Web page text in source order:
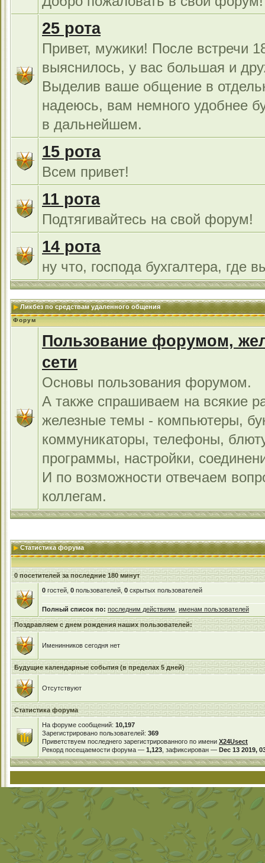
25 рота
Привет, мужики! После встречи
выяснилось, у вас большая и
Выделив ваше общение в
надеюсь, вам немного удобнее
в дальнейшем.
15 рота
Всем привет!
11 рота
Подтягивайтесь на свой форум!
14 рота
ну что, господа бухгалтера, где
Ликбез по средствам удаленного общения
Форум
Пользование форумом,
сети
Основы пользования форумом.
А также спрашиваем на всякие
железные темы - компьютеры,
коммуникаторы, телефоны,
программы, настройки,
И по возможности отвечаем
коллегам.
Статистика форума
0 посетителей за последние 180 минут
0 гостей, 0 пользователей, 0 скрытых пользователей
Полный список по: последним действиям именам пользователей
Поздравляем с днем рождения наших пользователей:
Именинников сегодня нет
Будущие календарные события (в пределах 5 дней)
Отсутствуют
Статистика форума
На форуме сообщений: 10,197
Зарегистрировано пользователей: 369
Приветствуем последнего зарегистрированного по имени X24Usect
Рекорд посещаемости форума — 1,123 , зафиксирован — Dec 13 2019,